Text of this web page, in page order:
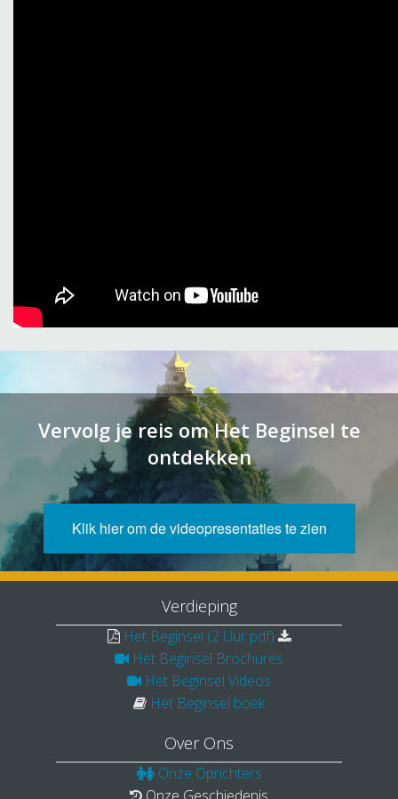
Vervolg je reis om Het Beginsel te
ontdekken
Klik hier om de videopresentaties te zien
Verdieping
Het Beginsel (2 Uur pdf)
Het Beginsel Brochures
Het Beginsel Videos
Het Beginsel boek
Over Ons
Onze Oprichters